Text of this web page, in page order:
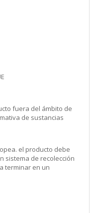
fuera del ámbito de
de sustancias
el producto debe
sistema de recolección
terminar en un